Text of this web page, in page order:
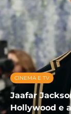
CINEMA E TV
Jaafar
Hollywood e